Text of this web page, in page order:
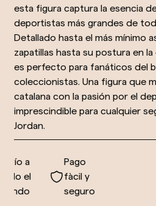
esta figura captura la esencia
deportistas más grandes de
Detallado hasta el más mínimo
zapatillas hasta su postura en
es perfecto para fanáticos del
coleccionistas. Una figura que
catalana con la pasión por el
imprescindible para cualquier
Jordan.
a
el
Pago
fàcil y
seguro